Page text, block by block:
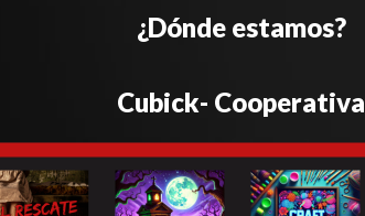
¿Dónde estamos?
Cubick- Cooperativa